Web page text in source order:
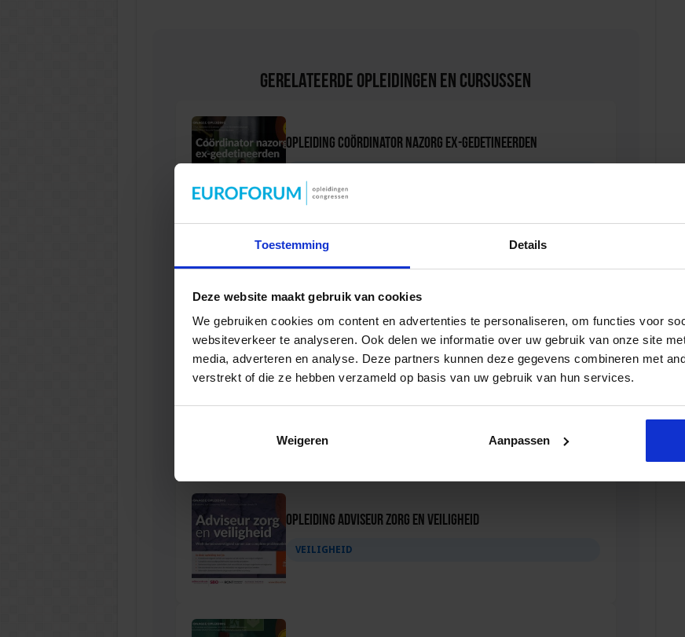
Toestemming Details
Deze website maakt gebruik van cookies
We gebruiken cookies om content en advertenties te personaliseren, om functies voor
websiteverkeer te analyseren. Ook delen we informatie over uw gebruik van onze site
media, adverteren en analyse. Deze partners kunnen deze gegevens combineren met
verstrekt of die ze hebben verzameld op basis van uw gebruik van hun services.
Weigeren Aanpassen
Gerelateerde Opleidingen en Cursussen
Opleiding Coördinator nazorg ex-gedetineerden
Opleiding Personen met onbegrepen gedrag
VEILIGHEID
Opleiding Adviseur zorg en veiligheid
VEILIGHEID